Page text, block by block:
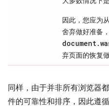
因此，您应为从
舍弃做好准备
弃页面的恢复
同样，由于并非所有浏览器
件的可靠性和排序，因此遵